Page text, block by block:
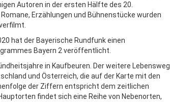
Autoren in der ersten Hälfte des 20.
Erzählungen und Bühnenstücke wurden
hat der Bayerische Rundfunk einen
Bayern 2 veröffentlicht.
in Kaufbeuren. Der weitere Lebensweg
und Österreich, die auf der Karte mit den
der Ziffern entspricht dem zeitlichen
findet sich eine Reihe von Nebenorten,